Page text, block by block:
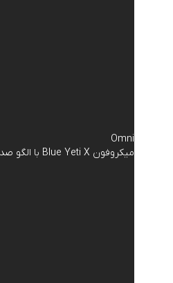
Omni
میکروفون Blue Yeti X با الگو صدابرداری Omni، صدای محیط اطراف خود را از هر جهت که به آن برسد دریافت می‌کند و تفاوتی ندارد منبع صدای شما در کدام سمت میکروفون قرار گرفته باشد.